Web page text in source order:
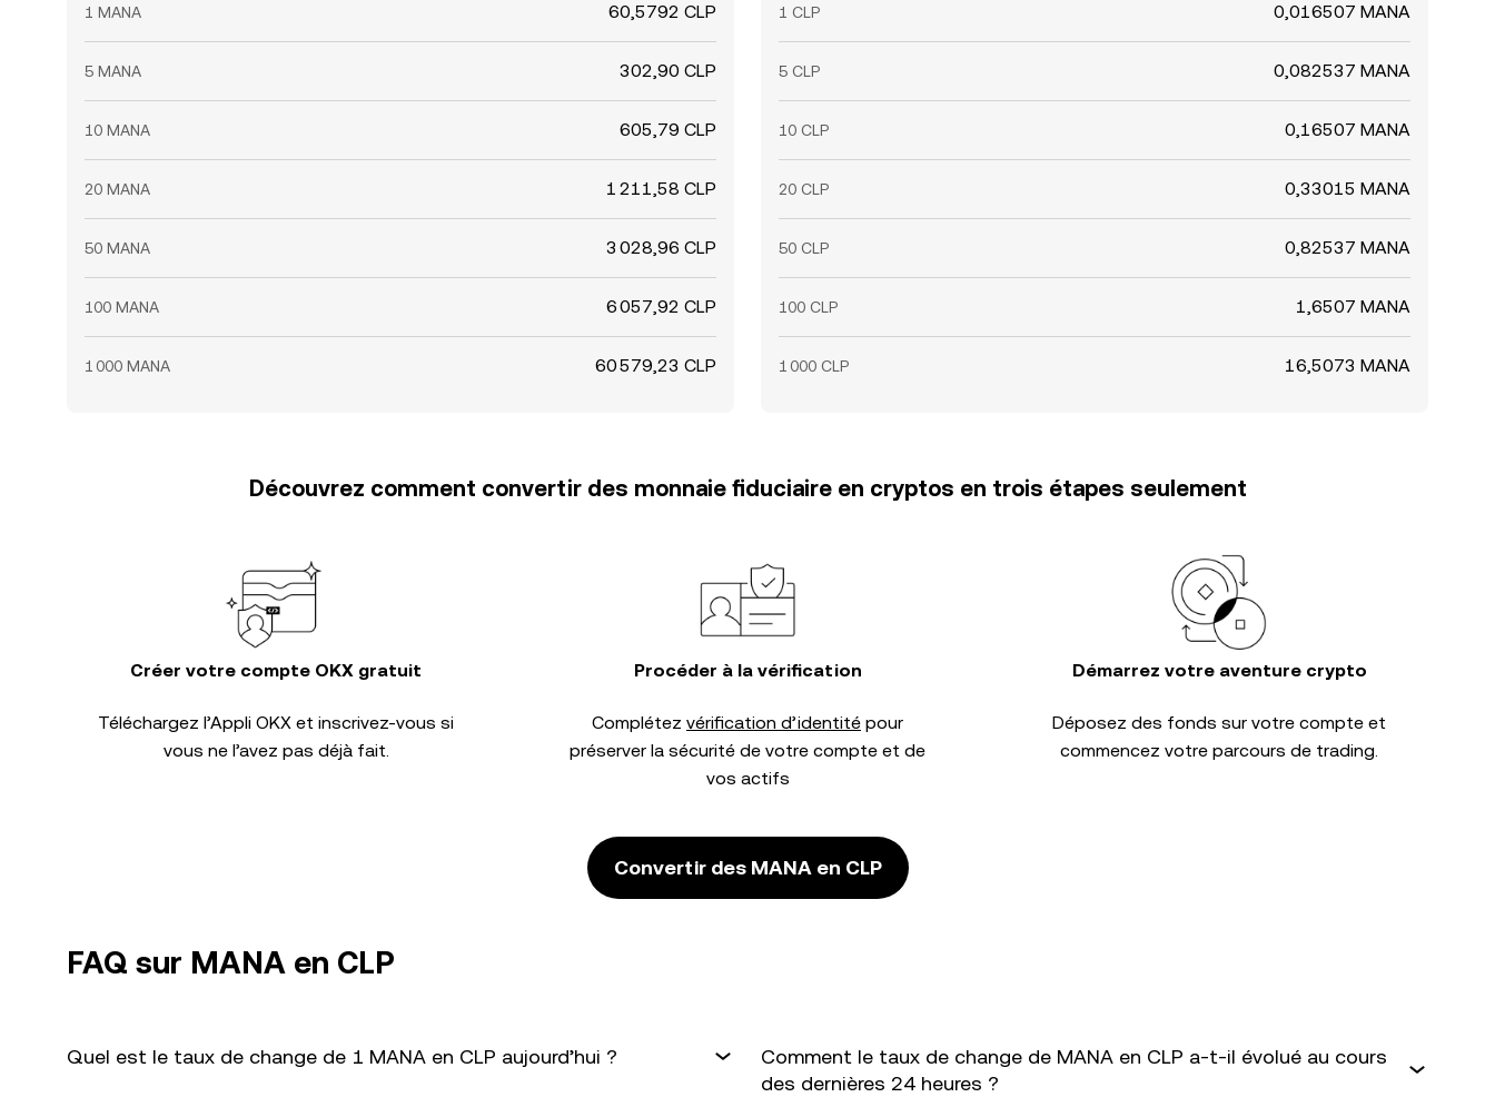
1 MANA 60,5792 CLP
5 MANA 302,90 CLP
10 MANA 605,79 CLP
20 MANA 1 211,58 CLP
50 MANA 3 028,96 CLP
100 MANA 6 057,92 CLP
1 000 MANA 60 579,23 CLP
1 CLP 0,016507 MANA
5 CLP 0,082537 MANA
10 CLP 0,16507 MANA
20 CLP 0,33015 MANA
50 CLP 0,82537 MANA
100 CLP 1,6507 MANA
1 000 CLP 16,5073 MANA
Découvrez comment convertir des monnaie fiduciaire en cryptos en trois étapes seulement
Créer votre compte OKX gratuit
Téléchargez l’Appli OKX et inscrivez-vous si
vous ne l’avez pas déjà fait.
Procéder à la vérification
Complétez vérification d’identité pour
préserver la sécurité de votre compte et de
vos actifs
Démarrez votre aventure crypto
Déposez des fonds sur votre compte et
commencez votre parcours de trading.
Convertir des MANA en CLP
FAQ sur MANA en CLP
Quel est le taux de change de 1 MANA en CLP aujourd’hui ?
Comment le taux de change de MANA en CLP a-t-il évolué au cours
des dernières 24 heures ?